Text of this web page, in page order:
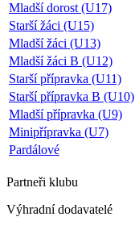
Mladší dorost (U17)
Starší žáci (U15)
Mladší žáci (U13)
Mladší žáci B (U12)
Starší přípravka (U11)
Starší přípravka B (U10)
Mladší přípravka (U9)
Minipřípravka (U7)
Pardálové
Partneři klubu
Výhradní dodavatelé